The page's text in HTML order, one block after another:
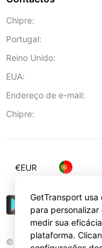
Chipre:
Portugal:
Reino Unido:
EUA:
Endereço de e-mail:
Chipre:
© Gettransport
€EUR
GetTransport usa
para
medir sua
plataforma.